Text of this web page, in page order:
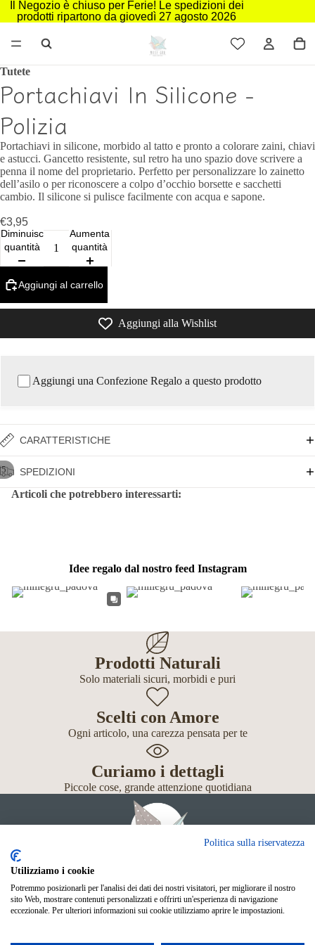
Il Negozio è chiuso per Ferie! Le spedizioni dei
prodotti ripartono da giovedì 27 agosto 2026
5
Tutete
Portachiavi In Silicone -
Polizia
Portachiavi in silicone, morbido al tatto e pronto a colorare zaini, chiavi
e astucci. Gancetto resistente, sul retro ha uno spazio dove scrivere a
penna il nome del proprietario. Perfetto per personalizzare lo zainetto
dell’asilo o per riconoscere a colpo d’occhio borsette e sacchetti
cambio. Il silicone si pulisce facilmente con acqua e sapone.
€3,95
Diminuisci
quantità
Aumenta
quantità
Aggiungi al carrello
Aggiungi alla Wishlist
Aggiungi una Confezione Regalo a questo prodotto
CARATTERISTICHE
SPEDIZIONI
Articoli che potrebbero interessarti:
Idee regalo dal nostro feed Instagram
Prodotti Naturali
Solo materiali sicuri, morbidi e puri
Scelti con Amore
Ogni articolo, una carezza pensata per te
Curiamo i dettagli
Piccole cose, grande attenzione quotidiana
Giochi
Neonato
Politica sulla riservatezza
Utilizziamo i cookie
Potremmo posizionarli per l'analisi dei dati dei nostri visitatori, per migliorare il nostro
sito Web, mostrare contenuti personalizzati e offrirti un'esperienza di navigazione
eccezionale. Per ulteriori informazioni sui cookie utilizziamo aprire le impostazioni.